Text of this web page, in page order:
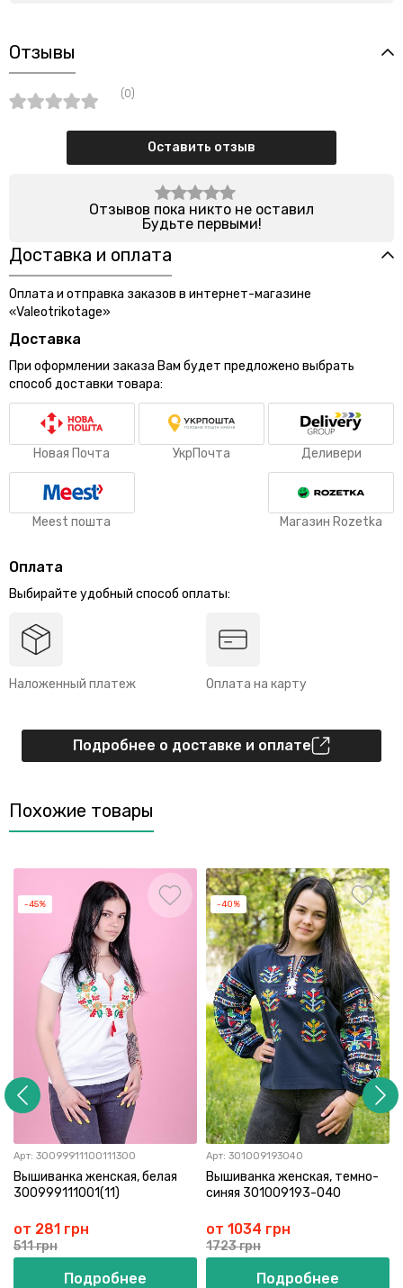
Отзывы
(0)
Оставить отзыв
Отзывов пока никто не оставил
Будьте первыми!
Доставка и оплата
Оплата и отправка заказов в интернет-магазине
«Valeotrikotage»
Доставка
При оформлении заказа Вам будет предложено выбрать
способ доставки товара:
Новая Почта УкрПочта Деливери
Meest пошта Магазин Rozetka
Оплата
Выбирайте удобный способ оплаты:
Наложенный платеж Оплата на карту
Подробнее о доставке и оплате
Похожие товары
-45%
Арт: 30099911100111300
Вышиванка женская, белая
300999111001(11)
от 281 грн
511 грн
Подробнее
-40%
Арт: 301009193040
Вышиванка женская, темно-
синяя 301009193-040
от 1034 грн
1723 грн
Подробнее